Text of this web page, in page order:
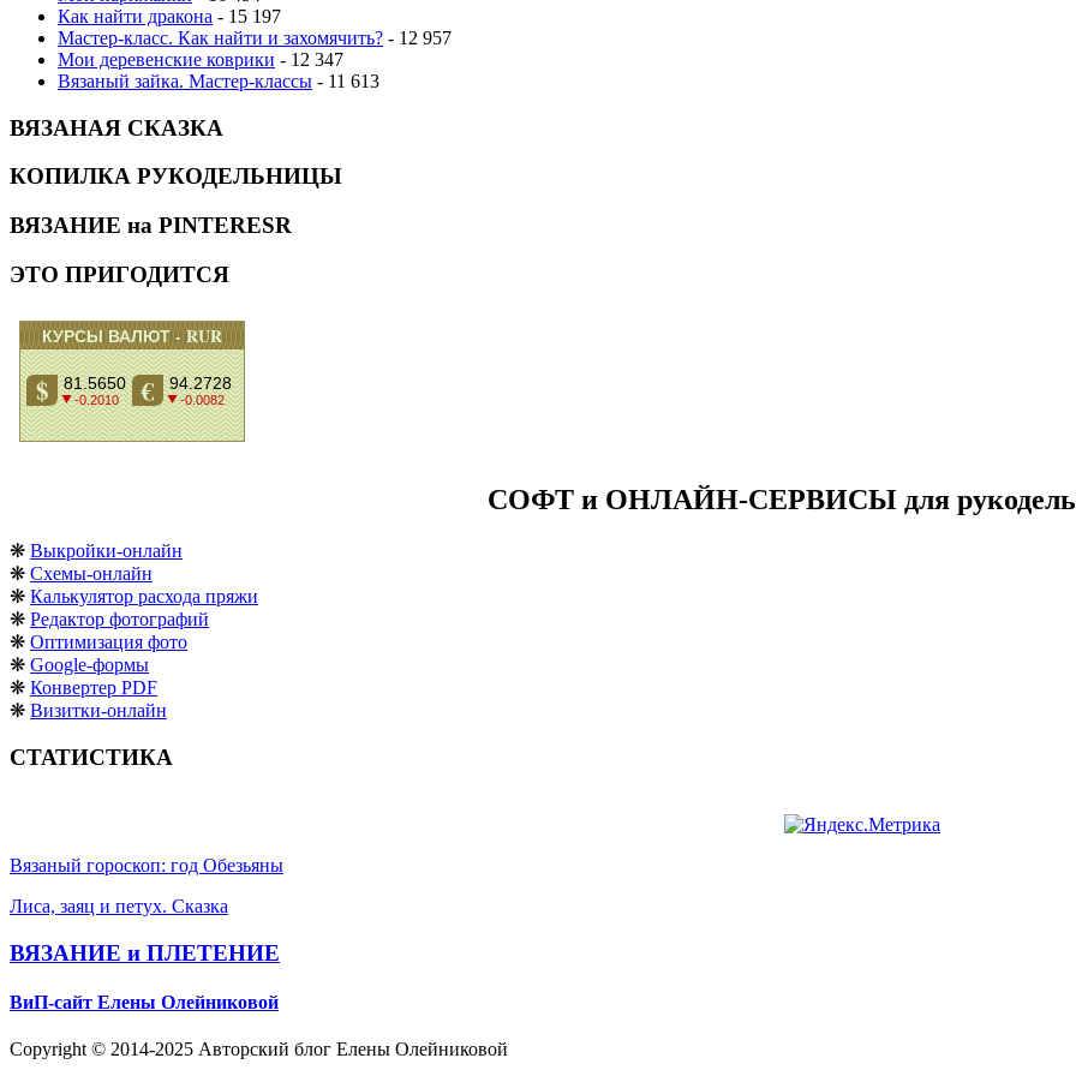
Как найти дракона - 15 197
Мастер-класс. Как найти и захомячить? - 12 957
Мои деревенские коврики - 12 347
Вязаный зайка. Мастер-классы - 11 613
ВЯЗАНАЯ СКАЗКА
КОПИЛКА РУКОДЕЛЬНИЦЫ
ВЯЗАНИЕ на PINTERESR
ЭТО ПРИГОДИТСЯ
СОФТ и ОНЛАЙН-СЕРВИСЫ для
❋ Выкройки-онлайн
❋ Схемы-онлайн
❋ Калькулятор расхода пряжи
❋ Редактор фотографий
❋ Оптимизация фото
❋ Google-формы
❋ Конвертер PDF
❋ Визитки-онлайн
СТАТИСТИКА
Вязаный гороскоп: год Обезьяны
Лиса, заяц и петух. Сказка
ВЯЗАНИЕ и ПЛЕТЕНИЕ
ВиП-сайт Елены Олейниковой
Copyright © 2014-2025 Авторский блог Елены Олейниковой